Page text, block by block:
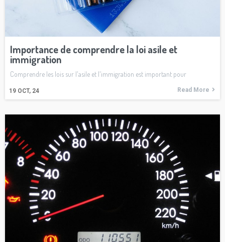
Importance de comprendre la loi asile et
immigration
19 OCT, 24
Comprendre les lois sur l'asile et l'immigration est important pour
Read More